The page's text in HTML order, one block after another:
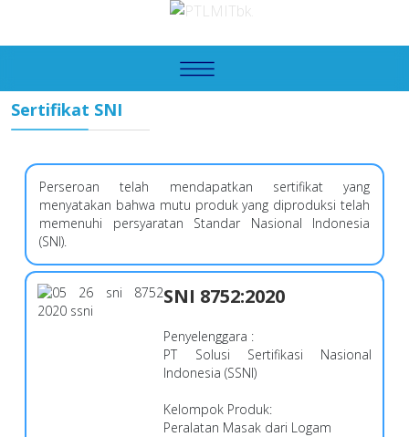
Sertifikat SNI
Perseroan telah mendapatkan sertifikat yang
menyatakan bahwa mutu produk yang diproduksi telah
memenuhi persyaratan Standar Nasional Indonesia
(SNI).
SNI 8752:2020
Penyelenggara :
PT Solusi Sertifikasi Nasional
Indonesia (SSNI)
Kelompok Produk:
Peralatan Masak dari Logam